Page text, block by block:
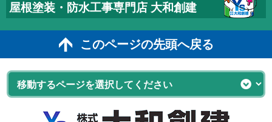
屋根塗装・防水工事専門店 大和創建
このページの先頭へ戻る